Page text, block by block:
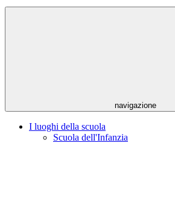
navigazione
I luoghi della scuola
Scuola dell'Infanzia